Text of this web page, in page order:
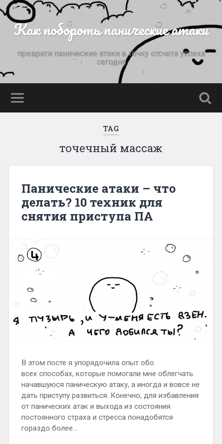
Как побороть панические атаки
преврати панические атаки в точку отсчета успеха
сегодня
TAG
точечный массаж
Панические атаки – что
делать? 10 техник для
снятия приступа ПА
В этом посте я упорядочила опыт обо
всех способах, которые помогали мне облегчать
начавшуюся паническую атаку, а иногда и вовсе не
дать приступу развиться. Конечно, для избавления
от панических атак и выхода из состояния
постоянного страха и стресса понадобятся
гораздо более…